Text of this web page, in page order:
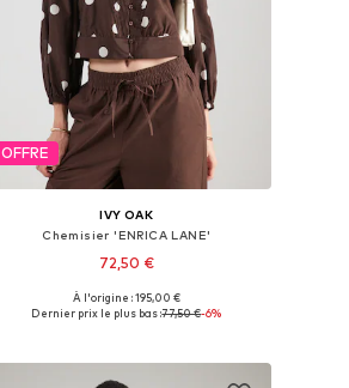
OFFRE
IVY OAK
Chemisier 'ENRICA LANE'
72,50 €
Tailles disponibles: XS, S, M, L, XL
À l'origine : 195,00 €
Dernier prix le plus bas :77,50 €-6%